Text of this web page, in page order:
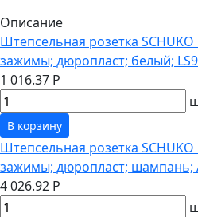
Описание
Штепсельная розетка
зажимы; дюропласт; белый;
1 016.37 Р
В корзину
Штепсельная розетка
зажимы; дюропласт; шампань;
4 026.92 Р